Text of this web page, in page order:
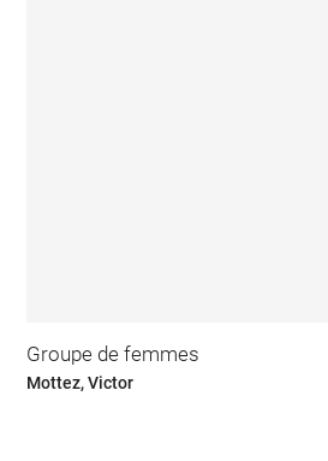
Groupe de femmes
Mottez, Victor